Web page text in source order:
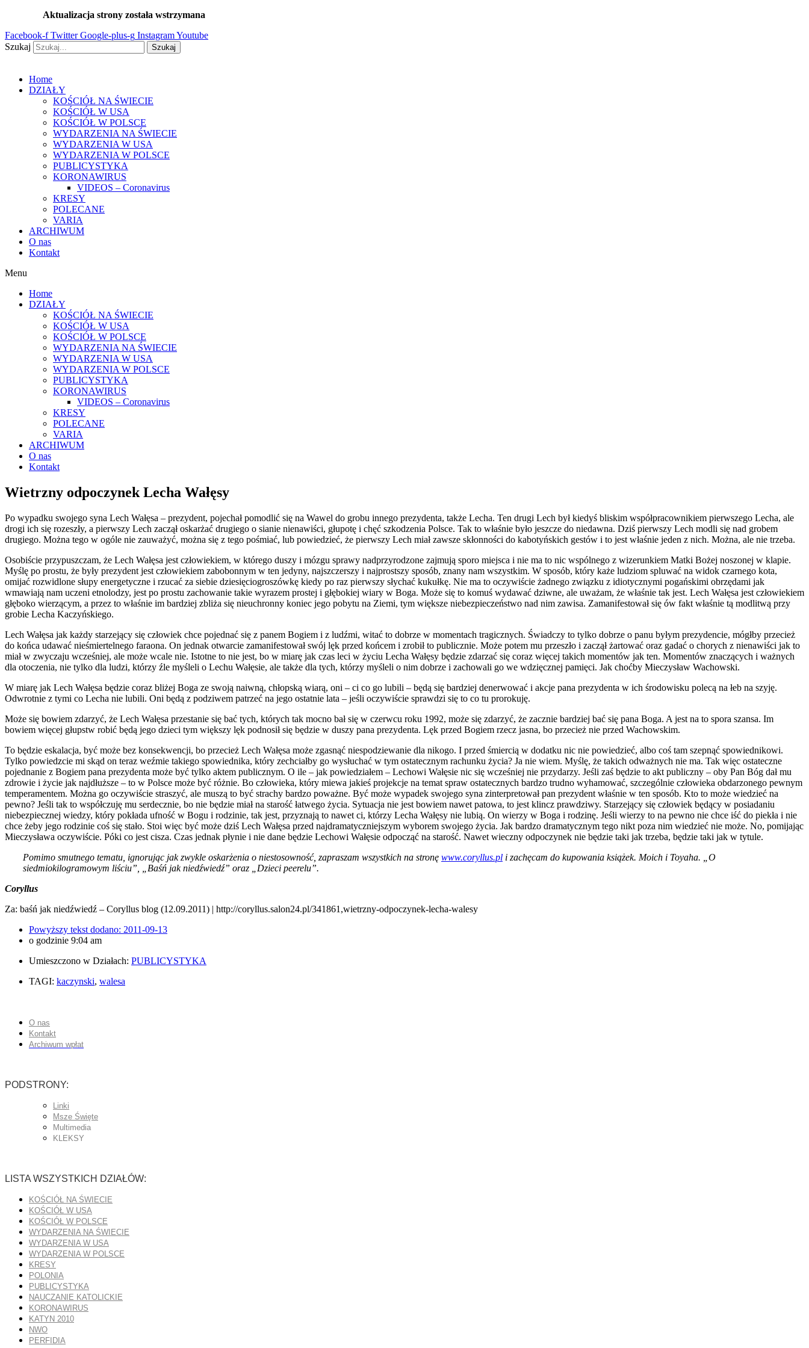
treści
Aktualizacja strony została wstrzymana
Facebook-f Twitter Google-plus-g InstagramYoutube
Szukaj
Szukaj
Home
DZIAŁY
KOŚCIÓŁ NA ŚWIECIE
KOŚCIÓŁ W USA
KOŚCIÓŁ W POLSCE
WYDARZENIA NA ŚWIECIE
WYDARZENIA W USA
WYDARZENIA W POLSCE
PUBLICYSTYKA
KORONAWIRUS
VIDEOS – Coronavirus
KRESY
POLECANE
VARIA
ARCHIWUM
O nas
Kontakt
Menu
Home
DZIAŁY
KOŚCIÓŁ NA ŚWIECIE
KOŚCIÓŁ W USA
KOŚCIÓŁ W POLSCE
WYDARZENIA NA ŚWIECIE
WYDARZENIA W USA
WYDARZENIA W POLSCE
PUBLICYSTYKA
KORONAWIRUS
VIDEOS – Coronavirus
KRESY
POLECANE
VARIA
ARCHIWUM
O nas
Kontakt
Wietrzny odpoczynek Lecha Wałęsy
Po wypadku swojego syna Lech Wałęsa – prezydent, pojechał pomodlić się na Wawel do grobu innego prezydenta, także Lecha. Ten drugi Lech był kiedyś bliskim współpracownikiem pierwszego Lecha, ale
drogi ich się rozeszły, a pierwszy Lech zaczął oskarżać drugiego o sianie nienawiści, głupotę i chęć szkodzenia Polsce. Tak to właśnie było jeszcze do niedawna. Dziś pierwszy Lech modli się nad grobem
drugiego. Można tego w ogóle nie zauważyć, można się z tego pośmiać, lub powiedzieć, że pierwszy Lech miał zawsze skłonności do kabotyńskich gestów i to jest właśnie jeden z nich. Można, ale nie trzeba.
Osobiście przypuszczam, że Lech Wałęsa jest człowiekiem, w którego duszy i mózgu sprawy nadprzyrodzone zajmują sporo miejsca i nie ma to nic wspólnego z wizerunkiem Matki Bożej noszonej w klapie.
Myślę po prostu, że były prezydent jest człowiekiem zabobonnym w ten jedyny, najszczerszy i najprostszy sposób, znany nam wszystkim. W sposób, który każe ludziom spluwać na widok czarnego kota,
omijać rozwidlone słupy energetyczne i rzucać za siebie dziesięciogroszówkę kiedy po raz pierwszy słychać kukułkę. Nie ma to oczywiście żadnego związku z idiotycznymi pogańskimi obrzędami jak
wmawiają nam uczeni etnolodzy, jest po prostu zachowanie takie wyrazem prostej i głębokiej wiary w Boga. Może się to komuś wydawać dziwne, ale uważam, że właśnie tak jest. Lech Wałęsa jest człowiekiem
głęboko wierzącym, a przez to właśnie im bardziej zbliża się nieuchronny koniec jego pobytu na Ziemi, tym większe niebezpieczeństwo nad nim zawisa. Zamanifestował się ów fakt właśnie tą modlitwą przy
grobie Lecha Kaczyńskiego.
Lech Wałęsa jak każdy starzejący się człowiek chce pojednać się z panem Bogiem i z ludźmi, witać to dobrze w momentach tragicznych. Świadczy to tylko dobrze o panu byłym prezydencie, mógłby przecież
do końca udawać nieśmiertelnego faraona. On jednak otwarcie zamanifestował swój lęk przed końcem i zrobił to publicznie. Może potem mu przeszło i zaczął żartować oraz gadać o chorych z nienawiści jak to
miał w zwyczaju wcześniej, ale może wcale nie. Istotne to nie jest, bo w miarę jak czas leci w życiu Lecha Wałęsy będzie zdarzać się coraz więcej takich momentów jak ten. Momentów znaczących i ważnych
dla otoczenia, nie tylko dla ludzi, którzy źle myśleli o Lechu Wałęsie, ale także dla tych, którzy myśleli o nim dobrze i zachowali go we wdzięcznej pamięci. Jak choćby Mieczysław Wachowski.
W miarę jak Lech Wałęsa będzie coraz bliżej Boga ze swoją naiwną, chłopską wiarą, oni – ci co go lubili – będą się bardziej denerwować i akcje pana prezydenta w ich środowisku polecą na łeb na szyję.
Odwrotnie z tymi co Lecha nie lubili. Oni będą z podziwem patrzeć na jego ostatnie lata – jeśli oczywiście sprawdzi się to co tu prorokuję.
Może się bowiem zdarzyć, że Lech Wałęsa przestanie się bać tych, których tak mocno bał się w czerwcu roku 1992, może się zdarzyć, że zacznie bardziej bać się pana Boga. A jest na to spora szansa. Im
bowiem więcej głupstw robić będą jego dzieci tym większy lęk podnosił się będzie w duszy pana prezydenta. Lęk przed Bogiem rzecz jasna, bo przecież nie przed Wachowskim.
To będzie eskalacja, być może bez konsekwencji, bo przecież Lech Wałęsa może zgasnąć niespodziewanie dla nikogo. I przed śmiercią w dodatku nic nie powiedzieć, albo coś tam szepnąć spowiednikowi.
Tylko powiedzcie mi skąd on teraz weźmie takiego spowiednika, który zechciałby go wysłuchać w tym ostatecznym rachunku życia? Ja nie wiem. Myślę, że takich odważnych nie ma. Tak więc ostateczne
pojednanie z Bogiem pana prezydenta może być tylko aktem publicznym. O ile – jak powiedziałem – Lechowi Wałęsie nic się wcześniej nie przydarzy. Jeśli zaś będzie to akt publiczny – oby Pan Bóg dał mu
zdrowie i życie jak najdłuższe – to w Polsce może być różnie. Bo człowieka, który miewa jakieś projekcje na temat spraw ostatecznych bardzo trudno wyhamować, szczególnie człowieka obdarzonego pewnym
temperamentem. Można go oczywiście straszyć, ale muszą to być strachy bardzo poważne. Być może wypadek swojego syna zinterpretował pan prezydent właśnie w ten sposób. Kto to może wiedzieć na
pewno? Jeśli tak to współczuję mu serdecznie, bo nie będzie miał na starość łatwego życia. Sytuacja nie jest bowiem nawet patowa, to jest klincz prawdziwy. Starzejący się człowiek będący w posiadaniu
niebezpiecznej wiedzy, który pokłada ufność w Bogu i rodzinie, tak jest, przyznają to nawet ci, którzy Lecha Wałęsy nie lubią. On wierzy w Boga i rodzinę. Jeśli wierzy to na pewno nie chce iść do piekła i nie
chce żeby jego rodzinie coś się stało. Stoi więc być może dziś Lech Wałęsa przed najdramatyczniejszym wyborem swojego życia. Jak bardzo dramatycznym tego nikt poza nim wiedzieć nie może. No, pomijając
Mieczysława oczywiście. Póki co jest cisza. Czas jednak płynie i nie dane będzie Lechowi Wałęsie odpocząć na starość. Nawet wieczny odpoczynek nie będzie taki jak trzeba, będzie taki jak w tytule.
Pomimo smutnego tematu, ignorując jak zwykle oskarżenia o niestosowność, zapraszam wszystkich na stronę www.coryllus.pl i zachęcam do kupowania książek. Moich i Toyaha. „O
siedmiokilogramowym liściu”, „Baśń jak niedźwiedź” oraz „Dzieci peerelu”.
Coryllus
Za: baśń jak niedźwiedź – Coryllus blog (12.09.2011) | http://coryllus.salon24.pl/341861,wietrzny-odpoczynek-lecha-walesy
Powyższy tekst dodano: 2011-09-13
o godzinie 9:04 am
Umieszczono w Działach: PUBLICYSTYKA
TAGI: kaczynski, walesa
O nas
Kontakt
Archiwum wpłat
PODSTRONY:
Linki
Msze Święte
Multimedia
KLEKSY
LISTA WSZYSTKICH DZIAŁÓW:
KOŚCIÓŁ NA ŚWIECIE
KOŚCIÓŁ W USA
KOŚCIÓŁ W POLSCE
WYDARZENIA NA ŚWIECIE
WYDARZENIA W USA
WYDARZENIA W POLSCE
KRESY
POLONIA
PUBLICYSTYKA
NAUCZANIE KATOLICKIE
KORONAWIRUS
KATYN 2010
NWO
PERFIDIA